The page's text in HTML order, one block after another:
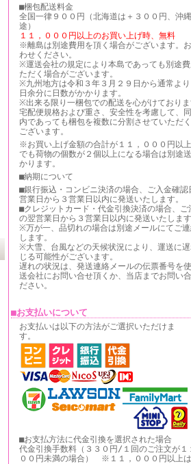
■梱包配送料金
全国一律９００円（北海道は＋３００円、沖
途）
１１，０００円以上のお買い上げ時、無料
※離島は別途費用を頂く場合がございます。
わせください。
※運送会社の規定により本島であっても別途
ただく場合がございます。
※九州地方は令和３年３月２９日から通常より
日余分に日数がかかります。
※出来る限り一梱包での配送を心がけておりま
宅配便規格および重さ、安全性を考慮して、
内であっても梱包を複数に分割させていただ
ございます。
※お買い上げ金額の合計が１１，０００円以
でも荷物の個数が２個以上になる場合は別途
かります。
■納期について
■銀行振込・コンビニ決済の場合、ご入金確認
営業日から３営業日以内に発送いたします。
■クレジットカード・代金引換決済の場合、ご
の翌営業日から３営業日以内に発送いたします
※万が一、品切れの場合は別途メールにてご
します。
※大雪、台風などの天候状況により、運送に
じる可能性がございます。
遅れの状況は、発送連絡メールの伝票番号を
送会社にお問い合せ頂くか、当店までお問い
ださい。
■お支払いについて
お支払いは以下の方法がご選択いただけま
す。
■お支払方法に代金引換を選択された場合
代金引換手数料（３３０円/１回のご注文が１
００円未満の場合） ※１１，０００円以上